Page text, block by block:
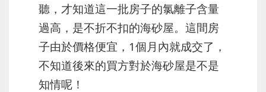
聽，才知道這一批房子的氯離子含量
過高，是不折不扣的海砂屋。這間房
子由於價格便宜，1個月內就成交了，
不知道後來的買方對於海砂屋是不是
知情呢！